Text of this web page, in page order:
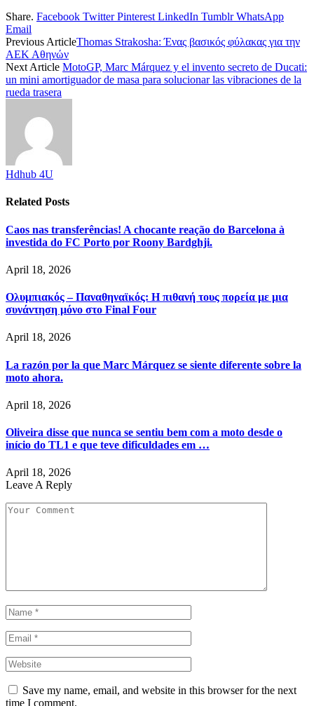
Share. Facebook Twitter Pinterest LinkedIn Tumblr WhatsApp
Email
Previous ArticleThomas Strakosha: Ένας βασικός φύλακας για την
ΑΕΚ Αθηνών
Next Article MotoGP, Marc Márquez y el invento secreto de Ducati:
un mini amortiguador de masa para solucionar las vibraciones de la
rueda trasera
Hdhub 4U
Related Posts
Caos nas transferências! A chocante reação do Barcelona à
investida do FC Porto por Roony Bardghji.
April 18, 2026
Ολυμπιακός – Παναθηναϊκός: Η πιθανή τους πορεία με μια
συνάντηση μόνο στο Final Four
April 18, 2026
La razón por la que Marc Márquez se siente diferente sobre la
moto ahora.
April 18, 2026
Oliveira disse que nunca se sentiu bem com a moto desde o
início do TL1 e que teve dificuldades em …
April 18, 2026
Leave A Reply
Save my name, email, and website in this browser for the next
time I comment.